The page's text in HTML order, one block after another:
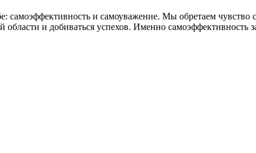
самоэффективность и самоуважение. Мы обретаем чувство
и добиваться успехов. Именно самоэффективность